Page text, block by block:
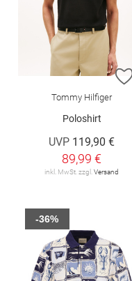
Tommy Hilfiger
Poloshirt
UVP 119,90 €
89,99 €
inkl. MwSt. zzgl.Versand
-36%